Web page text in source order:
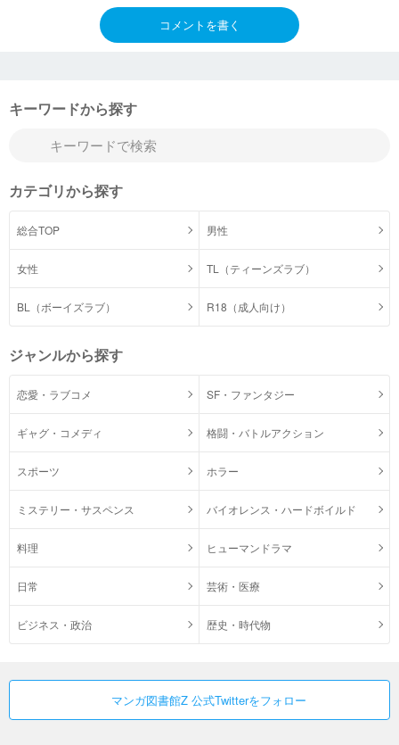
コメントを書く
キーワードから探す
カテゴリから探す
総合TOP 男性
女性 TL（ティーンズラブ）
BL（ボーイズラブ） R18（成人向け）
ジャンルから探す
恋愛・ラブコメ SF・ファンタジー
ギャグ・コメディ 格闘・バトルアクション
スポーツ ホラー
ミステリー・サスペンス バイオレンス・ハードボイルド
料理 ヒューマンドラマ
日常 芸術・医療
ビジネス・政治 歴史・時代物
マンガ図書館Z 公式Twitterをフォロー